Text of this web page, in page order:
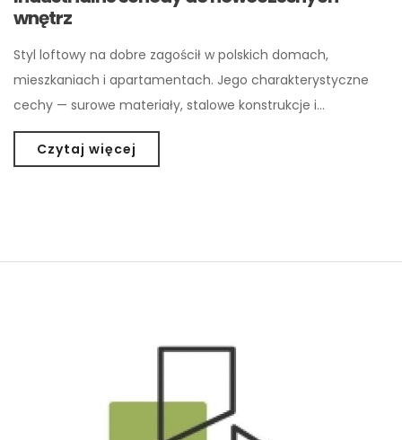
wnętrz
Styl loftowy na dobre zagościł w polskich domach,
mieszkaniach i apartamentach. Jego charakterystyczne
cechy — surowe materiały, stalowe konstrukcje i…
Czytaj więcej